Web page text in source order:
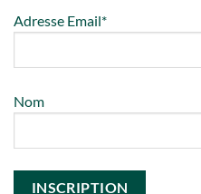
Adresse Email*
Nom